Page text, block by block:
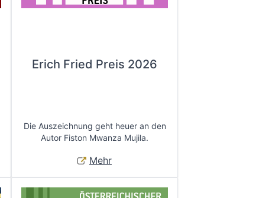
Erich Fried Preis 2026
Die Auszeichnung geht heuer an den
Autor Fiston Mwanza Mujila.
Mehr